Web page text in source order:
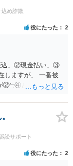
人は取り消すこと
意事項に設定で
のサイトで制度案
てみてください。
www.courts.g
込め詐欺
役にたった 2
込、②現金払い、③
しますが、 一番被
②≒④となります。
はすでに回答したこ
消費者系に関する
訟サポート
役にたった 2